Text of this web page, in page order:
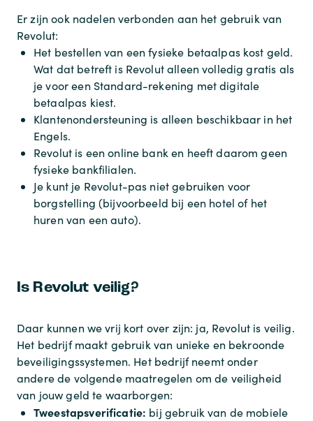
Er zijn ook nadelen verbonden aan het gebruik van
Revolut:
Het bestellen van een fysieke betaalpas kost geld.
Wat dat betreft is Revolut alleen volledig gratis als
je voor een Standard-rekening met digitale
betaalpas kiest.
Klantenondersteuning is alleen beschikbaar in het
Engels.
Revolut is een online bank en heeft daarom geen
fysieke bankfilialen.
Je kunt je Revolut-pas niet gebruiken voor
borgstelling (bijvoorbeeld bij een hotel of het
huren van een auto).
Is Revolut veilig?
Daar kunnen we vrij kort over zijn: ja, Revolut is veilig.
Het bedrijf maakt gebruik van unieke en bekroonde
beveiligingssystemen. Het bedrijf neemt onder
andere de volgende maatregelen om de veiligheid
van jouw geld te waarborgen:
Tweestapsverificatie: bij gebruik van de mobiele